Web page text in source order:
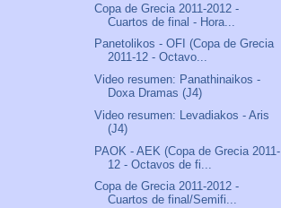
Copa de Grecia 2011-2012 -
Cuartos de final - Hora...
Panetolikos - OFI (Copa de Grecia
2011-12 - Octavo...
Video resumen: Panathinaikos -
Doxa Dramas (J4)
Video resumen: Levadiakos - Aris
(J4)
PAOK - AEK (Copa de Grecia 2011-
12 - Octavos de fi...
Copa de Grecia 2011-2012 -
Cuartos de final/Semifi...